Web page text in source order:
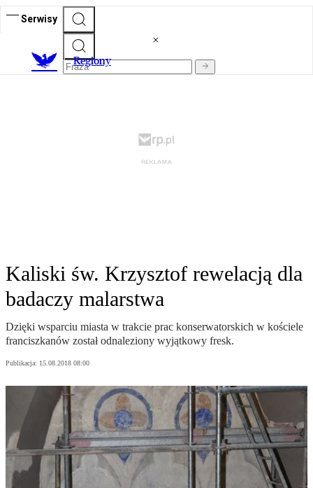
Serwisy
Regiony
Kaliski św. Krzysztof rewelacją dla
badaczy malarstwa
Dzięki wsparciu miasta w trakcie prac konserwatorskich w kościele
franciszkanów został odnaleziony wyjątkowy fresk.
Publikacja: 15.08.2018 08:00